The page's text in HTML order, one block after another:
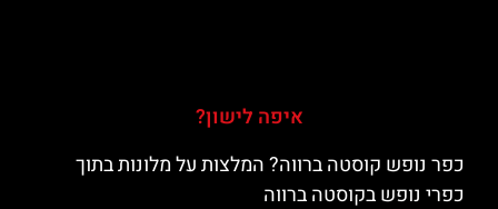
איפה לישון?
כפר נופש קוסטה ברווה? המלצות על מלונות בתוך
כפרי נופש בקוסטה ברווה